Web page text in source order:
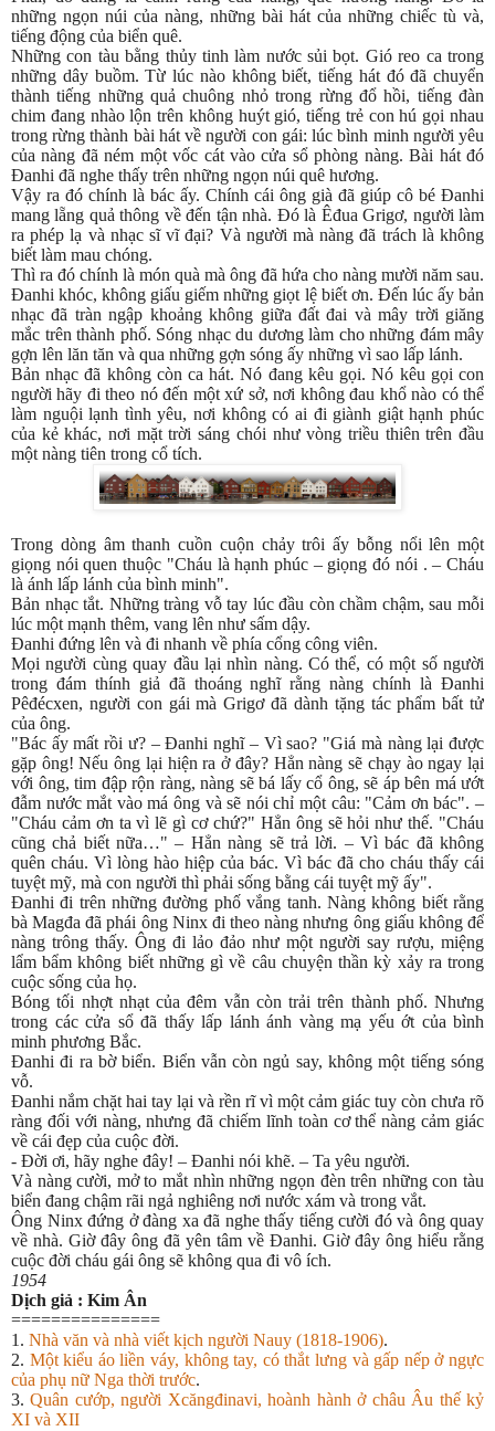
những ngọn núi của nàng, những bài hát của những chiếc tù và,
tiếng động của biển quê.
Những con tàu bằng thủy tinh làm nước sủi bọt. Gió reo ca trong
những dây buồm. Từ lúc nào không biết, tiếng hát đó đã chuyển
thành tiếng những quả chuông nhỏ trong rừng đổ hồi, tiếng đàn
chim đang nhào lộn trên không huýt gió, tiếng trẻ con hú gọi nhau
trong rừng thành bài hát về người con gái: lúc bình minh người yêu
của nàng đã ném một vốc cát vào cửa sổ phòng nàng. Bài hát đó
Đanhi đã nghe thấy trên những ngọn núi quê hương.
Vậy ra đó chính là bác ấy. Chính cái ông già đã giúp cô bé Đanhi
mang lẵng quả thông về đến tận nhà. Đó là Êđua Grigơ, người làm
ra phép lạ và nhạc sĩ vĩ đại? Và người mà nàng đã trách là không
biết làm mau chóng.
Thì ra đó chính là món quà mà ông đã hứa cho nàng mười năm sau.
Đanhi khóc, không giấu giếm những giọt lệ biết ơn. Đến lúc ấy bản
nhạc đã tràn ngập khoảng không giữa đất đai và mây trời giăng
mắc trên thành phố. Sóng nhạc du dương làm cho những đám mây
gợn lên lăn tăn và qua những gợn sóng ấy những vì sao lấp lánh.
Bản nhạc đã không còn ca hát. Nó đang kêu gọi. Nó kêu gọi con
người hãy đi theo nó đến một xứ sở, nơi không đau khổ nào có thể
làm nguội lạnh tình yêu, nơi không có ai đi giành giật hạnh phúc
của kẻ khác, nơi mặt trời sáng chói như vòng triều thiên trên đầu
một nàng tiên trong cổ tích.
Trong dòng âm thanh cuồn cuộn chảy trôi ấy bỗng nổi lên một
giọng nói quen thuộc "Cháu là hạnh phúc – giọng đó nói . – Cháu
là ánh lấp lánh của bình minh".
Bản nhạc tắt. Những tràng vỗ tay lúc đầu còn chầm chậm, sau mỗi
lúc một mạnh thêm, vang lên như sấm dậy.
Đanhi đứng lên và đi nhanh về phía cổng công viên.
Mọi người cùng quay đầu lại nhìn nàng. Có thể, có một số người
trong đám thính giả đã thoáng nghĩ rằng nàng chính là Đanhi
Pêđécxen, người con gái mà Grigơ đã dành tặng tác phẩm bất tử
của ông.
"Bác ấy mất rồi ư? – Đanhi nghĩ – Vì sao? "Giá mà nàng lại được
gặp ông! Nếu ông lại hiện ra ở đây? Hẳn nàng sẽ chạy ào ngay lại
với ông, tim đập rộn ràng, nàng sẽ bá lấy cổ ông, sẽ áp bên má ướt
đẫm nước mắt vào má ông và sẽ nói chỉ một câu: "Cảm ơn bác". –
"Cháu cảm ơn ta vì lẽ gì cơ chứ?" Hẳn ông sẽ hỏi như thế. "Cháu
cũng chả biết nữa…" – Hẳn nàng sẽ trả lời. – Vì bác đã không
quên cháu. Vì lòng hào hiệp của bác. Vì bác đã cho cháu thấy cái
tuyệt mỹ, mà con người thì phải sống bằng cái tuyệt mỹ ấy".
Đanhi đi trên những đường phố vắng tanh. Nàng không biết rằng
bà Magđa đã phái ông Ninx đi theo nàng nhưng ông giấu không để
nàng trông thấy. Ông đi lảo đảo như một người say rượu, miệng
lẩm bẩm không biết những gì về câu chuyện thần kỳ xảy ra trong
cuộc sống của họ.
Bóng tối nhợt nhạt của đêm vẫn còn trải trên thành phố. Nhưng
trong các cửa sổ đã thấy lấp lánh ánh vàng mạ yếu ớt của bình
minh phương Bắc.
Đanhi đi ra bờ biển. Biển vẫn còn ngủ say, không một tiếng sóng
vỗ.
Đanhi nắm chặt hai tay lại và rền rĩ vì một cảm giác tuy còn chưa rõ
ràng đối với nàng, nhưng đã chiếm lĩnh toàn cơ thể nàng cảm giác
về cái đẹp của cuộc đời.
- Đời ơi, hãy nghe đây! – Đanhi nói khẽ. – Ta yêu người.
Và nàng cười, mở to mắt nhìn những ngọn đèn trên những con tàu
biển đang chậm rãi ngả nghiêng nơi nước xám và trong vắt.
Ông Ninx đứng ở đàng xa đã nghe thấy tiếng cười đó và ông quay
về nhà. Giờ đây ông đã yên tâm về Đanhi. Giờ đây ông hiểu rằng
cuộc đời cháu gái ông sẽ không qua đi vô ích.
1954
Dịch giả : Kim Ân
===============
1. Nhà văn và nhà viết kịch người Nauy (1818-1906).
2. Một kiểu áo liền váy, không tay, có thắt lưng và gấp nếp ở ngực
của phụ nữ Nga thời trước.
3.Quân cướp, người Xcăngđinavi, hoành hành ở châu Âu thế kỷ
XI và XII